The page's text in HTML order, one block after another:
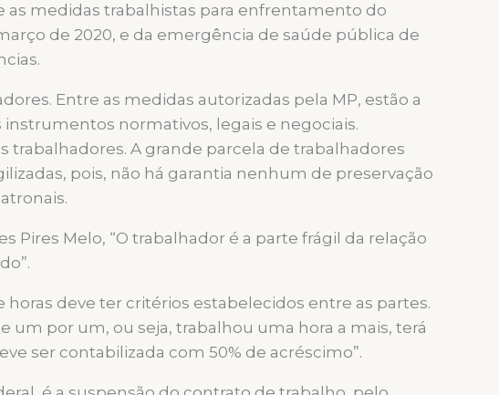
as medidas trabalhistas para enfrentamento do
de 2020, e da emergência de saúde pública de
Entre as medidas autorizadas pela MP, estão a
normativos, legais e negociais.
trabalhadores. A grande parcela de trabalhadores
pois, não há garantia nenhum de preservação
Pires Melo, “O trabalhador é a parte frágil da relação
deve ter critérios estabelecidos entre as partes.
por um, ou seja, trabalhou uma hora a mais, terá
ser contabilizada com 50% de acréscimo”.